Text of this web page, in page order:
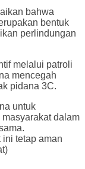
bahwa
bentuk
perlindungan
melalui patroli
mencegah
pidana 3C.
untuk
dalam
tetap aman